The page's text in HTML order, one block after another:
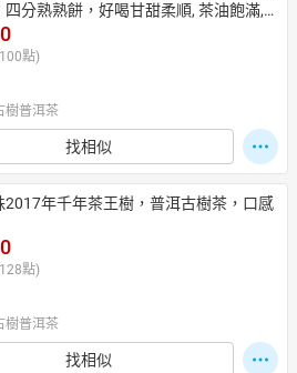
四分熟熟餅，好喝甘甜柔順, 茶油飽滿,
元, 歡迎訂購
100點)
樹普洱茶
找相似
2017年千年茶王樹，普洱古樹茶，口感
128點)
樹普洱茶
找相似